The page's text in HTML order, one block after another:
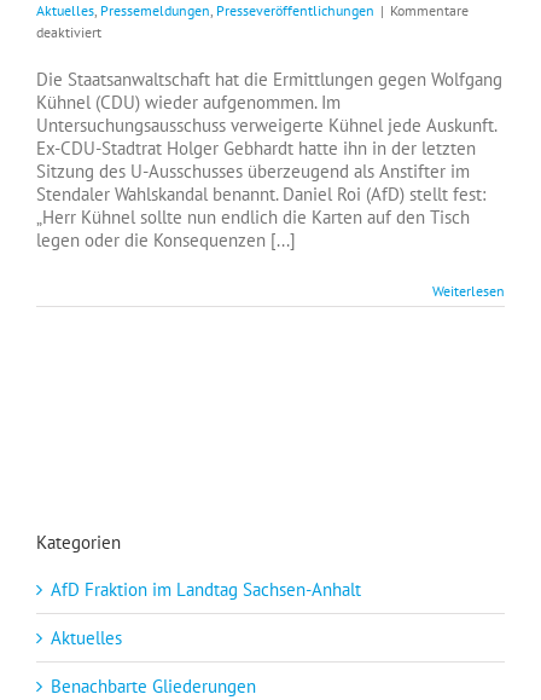
Aktuelles, Pressemeldungen, Presseveröffentlichungen | Kommentare
deaktiviertfür
in
Stendal:
AfD
fordert
CDU
auf,
personelle
Konsequenzen
zu
Die Staatsanwaltschaft hat die Ermittlungen gegen Wolfgang
Kühnel (CDU) wieder aufgenommen. Im
Untersuchungsausschuss verweigerte Kühnel jede Auskunft.
Ex-CDU-Stadtrat Holger Gebhardt hatte ihn in der letzten
Sitzung des U-Ausschusses überzeugend als Anstifter im
Stendaler Wahlskandal benannt. Daniel Roi (AfD) stellt fest:
„Herr Kühnel sollte nun endlich die Karten auf den Tisch
legen oder die Konsequenzen [...]
Weiterlesen
Kategorien
AfD Fraktion im Landtag Sachsen-Anhalt
Aktuelles
Benachbarte Gliederungen